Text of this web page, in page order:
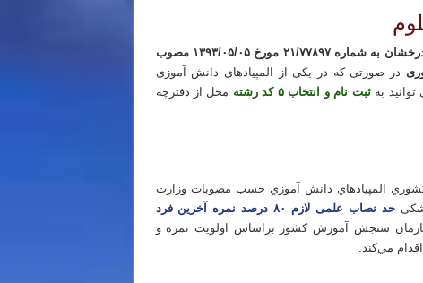
آیین نامه پذیرش با آزمون استعدادهای درخشان به شماره ۲۱/۷۷۸۹۷ مورخ ۱۳۹۳/۰۵/۰۵ مصوب
در صورتی که در یکی از المپیادهای دانش آموزی
بهثبت نام و انتخاب ۵ کد رشته
محل از دفترچه
المپيادهاي دانش آموزي حسب مصوبات وزارت
حد نصاب علمی لازم ۸۰ درصد نمره آخرین فرد
سنجش آموزش كشور براساس اولويت نمره و
مي‌‌كند.